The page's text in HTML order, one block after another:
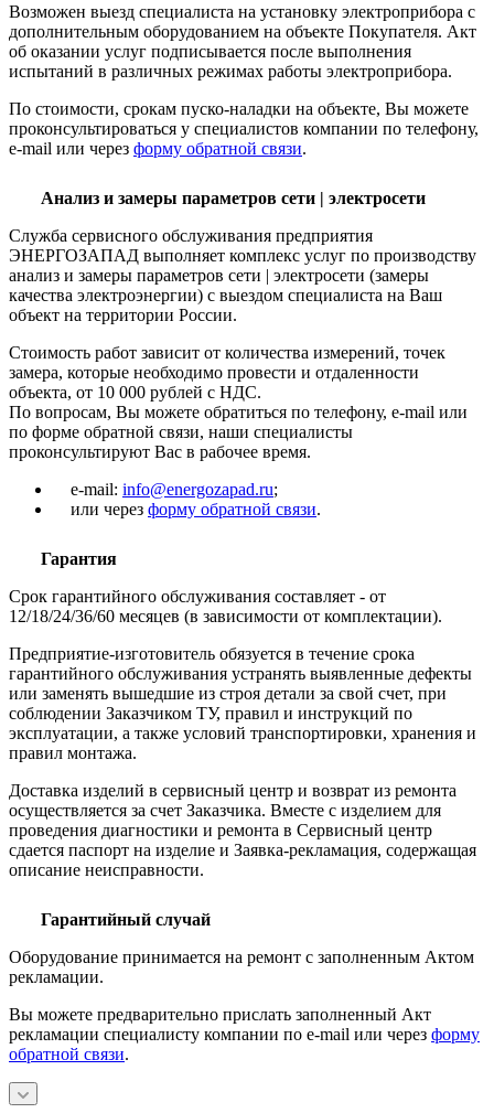
Возможен выезд специалиста на установку электроприбора с
дополнительным оборудованием на объекте Покупателя. Акт
об оказании услуг подписывается после выполнения
испытаний в различных режимах работы электроприбора.
По стоимости, срокам пуско-наладки на объекте, Вы можете
проконсультироваться у специалистов компании по телефону,
e-mail или через форму обратной связи.
Анализ и замеры параметров сети | электросети
Служба сервисного обслуживания предприятия
ЭНЕРГОЗАПАД выполняет комплекс услуг по производству
анализ и замеры параметров сети | электросети (замеры
качества электроэнергии) с выездом специалиста на Ваш
объект на территории России.
Стоимость работ зависит от количества измерений, точек
замера, которые необходимо провести и отдаленности
объекта, от 10 000 рублей с НДС.
По вопросам, Вы можете обратиться по телефону, e-mail или
по форме обратной связи, наши специалисты
проконсультируют Вас в рабочее время.
e-mail: info@energozapad.ru;
или через форму обратной связи.
Гарантия
Срок гарантийного обслуживания составляет - от
12/18/24/36/60 месяцев (в зависимости от комплектации).
Предприятие-изготовитель обязуется в течение срока
гарантийного обслуживания устранять выявленные дефекты
или заменять вышедшие из строя детали за свой счет, при
соблюдении Заказчиком ТУ, правил и инструкций по
эксплуатации, а также условий транспортировки, хранения и
правил монтажа.
Доставка изделий в сервисный центр и возврат из ремонта
осуществляется за счет Заказчика. Вместе с изделием для
проведения диагностики и ремонта в Сервисный центр
сдается паспорт на изделие и Заявка-рекламация, содержащая
описание неисправности.
Гарантийный случай
Оборудование принимается на ремонт с заполненным Актом
рекламации.
Вы можете предварительно прислать заполненный Акт
рекламации специалисту компании по e-mail или через форму
обратной связи.